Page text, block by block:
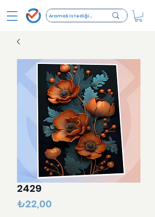
2429
₺22,00